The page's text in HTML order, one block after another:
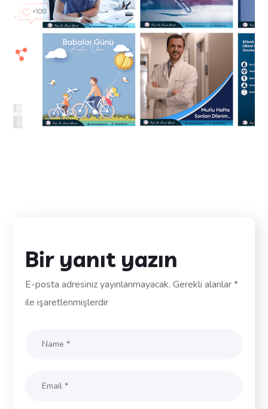
Bir yanıt yazın
E-posta adresiniz yayınlanmayacak. Gerekli alanlar*
ile işaretlenmişlerdir